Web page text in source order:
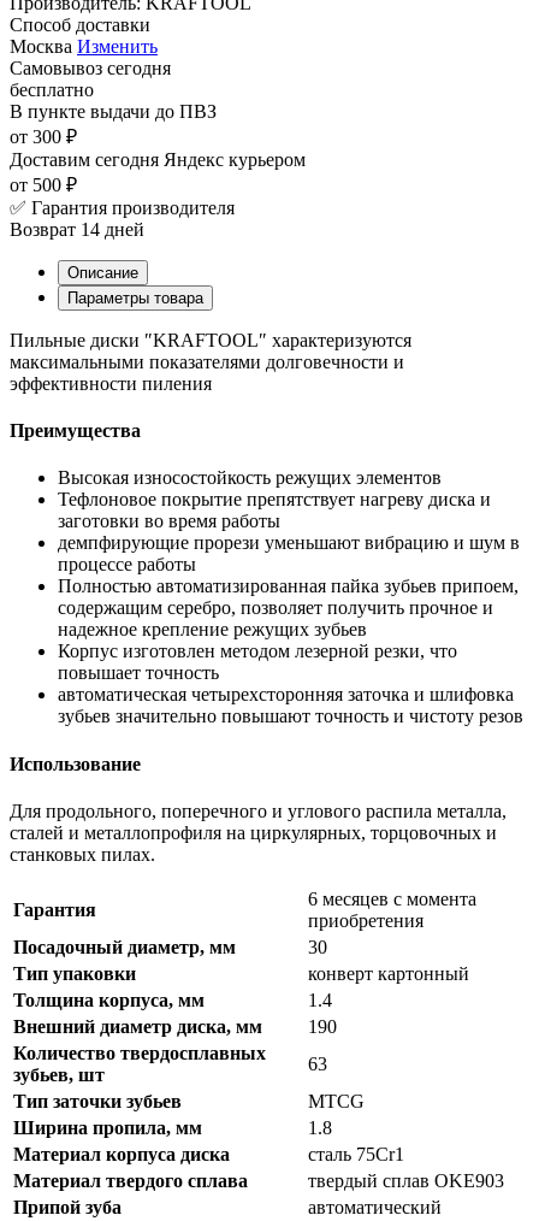
Способ доставки
Москва Изменить
Самовывоз сегодня
бесплатно
В пункте выдачи до ПВЗ
от 300 ₽
Доставим сегодня Яндекс курьером
от 500 ₽
✅ Гарантия производителя
Возврат 14 дней
Описание
Параметры товара
Пильные диски ″KRAFTOOL″ характеризуются
максимальными показателями долговечности и
эффективности пиления
Преимущества
Высокая износостойкость режущих элементов
Тефлоновое покрытие препятствует нагреву диска и
заготовки во время работы
демпфирующие прорези уменьшают вибрацию и шум в
процессе работы
Полностью автоматизированная пайка зубьев припоем,
содержащим серебро, позволяет получить прочное и
надежное крепление режущих зубьев
Корпус изготовлен методом лезерной резки, что
повышает точность
автоматическая четырехсторонняя заточка и шлифовка
зубьев значительно повышают точность и чистоту резов
Использование
Для продольного, поперечного и углового распила металла,
сталей и металлопрофиля на циркулярных, торцовочных и
станковых пилах.
Гарантия
6 месяцев с момента
приобретения
Посадочный диаметр, мм
30
Тип упаковки
конверт картонный
Толщина корпуса, мм
1.4
Внешний диаметр диска, мм
190
Количество твердосплавных
зубьев, шт
63
Тип заточки зубьев
MTCG
Ширина пропила, мм
1.8
Материал корпуса диска
сталь 75Cr1
Материал твердого сплава
твердый сплав OKE903
Припой зуба
автоматический